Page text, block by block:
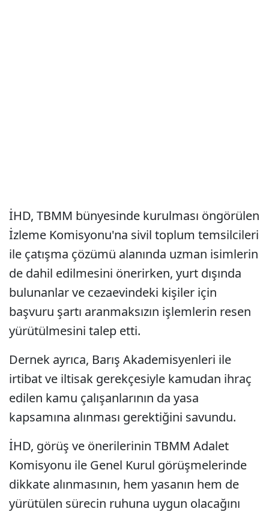
İHD, TBMM bünyesinde kurulması öngörülen
İzleme Komisyonu'na sivil toplum temsilcileri
ile çatışma çözümü alanında uzman isimlerin
de dahil edilmesini önerirken, yurt dışında
bulunanlar ve cezaevindeki kişiler için
başvuru şartı aranmaksızın işlemlerin resen
yürütülmesini talep etti.
Dernek ayrıca, Barış Akademisyenleri ile
irtibat ve iltisak gerekçesiyle kamudan ihraç
edilen kamu çalışanlarının da yasa
kapsamına alınması gerektiğini savundu.
İHD, görüş ve önerilerinin TBMM Adalet
Komisyonu ile Genel Kurul görüşmelerinde
dikkate alınmasının, hem yasanın hem de
yürütülen sürecin ruhuna uygun olacağını